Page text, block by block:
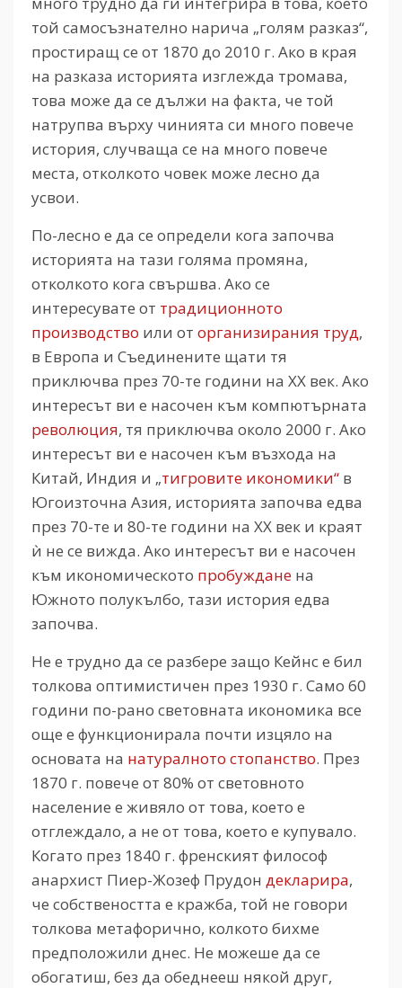
той самосъзнателно нарича „голям разказ“,
простиращ се от 1870 до 2010 г. Ако в края
на разказа историята изглежда тромава,
това може да се дължи на факта, че той
натрупва върху чинията си много повече
история, случваща се на много повече
места, отколкото човек може лесно да
усвои.
По-лесно е да се определи кога започва
историята на тази голяма промяна,
отколкото кога свършва. Ако се
интересувате от традиционното
производство или от организирания труд,
в Европа и Съединените щати тя
приключва през 70-те години на ХХ век. Ако
интересът ви е насочен към компютърната
революция, тя приключва около 2000 г. Ако
интересът ви е насочен към възхода на
Китай, Индия и „тигровите икономики“ в
Югоизточна Азия, историята започва едва
през 70-те и 80-те години на ХХ век и краят
ѝ не се вижда. Ако интересът ви е насочен
към икономическото пробуждане на
Южното полукълбо, тази история едва
започва.
Не е трудно да се разбере защо Кейнс е бил
толкова оптимистичен през 1930 г. Само 60
години по-рано световната икономика все
още е функционирала почти изцяло на
основата на натуралното стопанство. През
1870 г. повече от 80% от световното
население е живяло от това, което е
отглеждало, а не от това, което е купувало.
Когато през 1840 г. френският философ
анархист Пиер-Жозеф Прудон декларира,
че собствеността е кражба, той не говори
толкова метафорично, колкото бихме
предположили днес. Не можеше да се
обогатиш, без да обеднееш някой друг,